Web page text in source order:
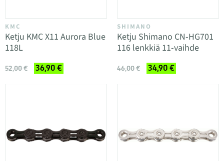
KMC
Ketju KMC X11 Aurora Blue
118L
52,00 € 36,90 €
SHIMANO
Ketju Shimano CN-HG701
116 lenkkiä 11-vaihde
46,00 € 34,90 €